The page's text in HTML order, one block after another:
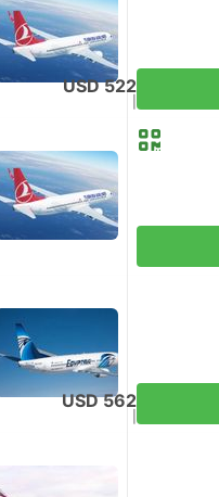
USD 522
USD 562